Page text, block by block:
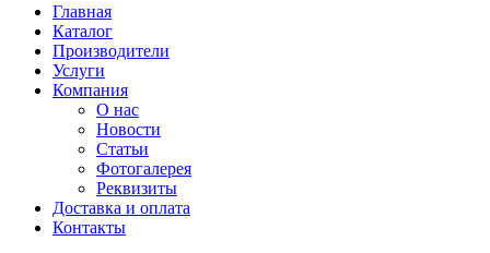
Главная
Каталог
Производители
Услуги
Компания
О нас
Новости
Статьи
Фотогалерея
Реквизиты
Доставка и оплата
Контакты